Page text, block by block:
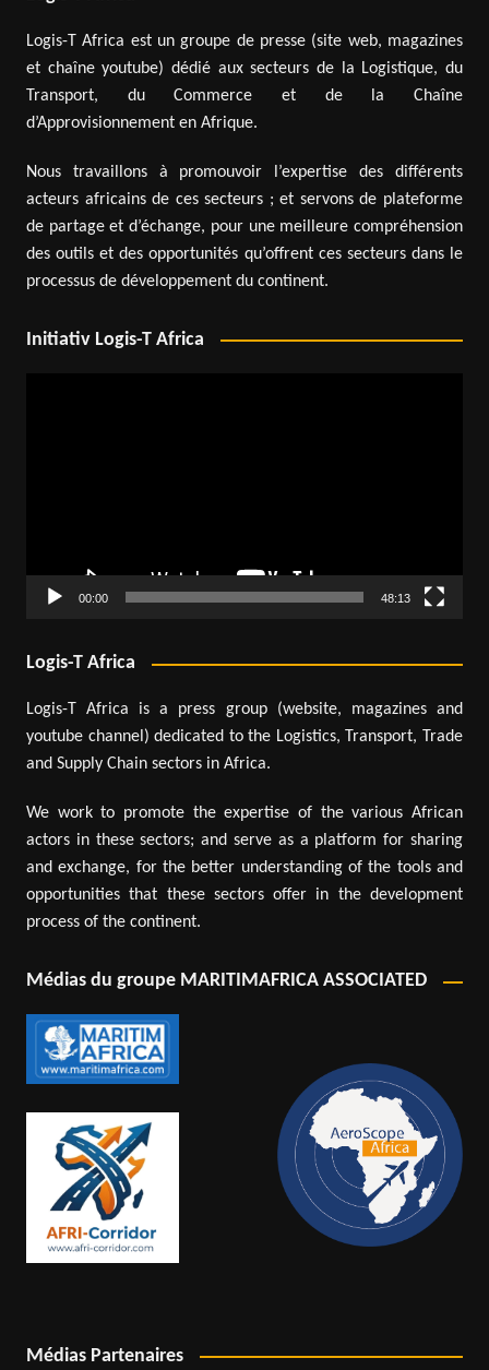
Logis-T Africa est un groupe de presse (site web, magazines
et chaîne youtube) dédié aux secteurs de la Logistique, du
Transport, du Commerce et de la Chaîne
d’Approvisionnement en Afrique.
Nous travaillons à promouvoir l’expertise des différents
acteurs africains de ces secteurs ; et servons de plateforme
de partage et d’échange, pour une meilleure compréhension
des outils et des opportunités qu’offrent ces secteurs dans le
processus de développement du continent.
Initiativ Logis-T Africa
00:00 48:13
Logis-T Africa
Logis-T Africa is a press group (website, magazines and
youtube channel) dedicated to the Logistics, Transport, Trade
and Supply Chain sectors in Africa.
We work to promote the expertise of the various African
actors in these sectors; and serve as a platform for sharing
and exchange, for the better understanding of the tools and
opportunities that these sectors offer in the development
process of the continent.
Médias du groupe MARITIMAFRICA ASSOCIATED
Médias Partenaires